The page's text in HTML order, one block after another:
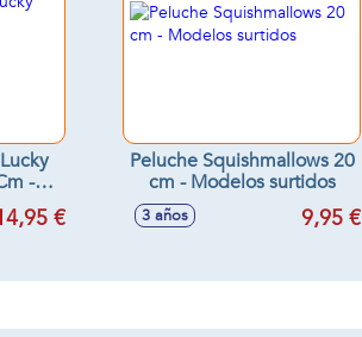
€
Peluche Squishmallows 20
cm - Modelos surtidos
3 años 9,95 €